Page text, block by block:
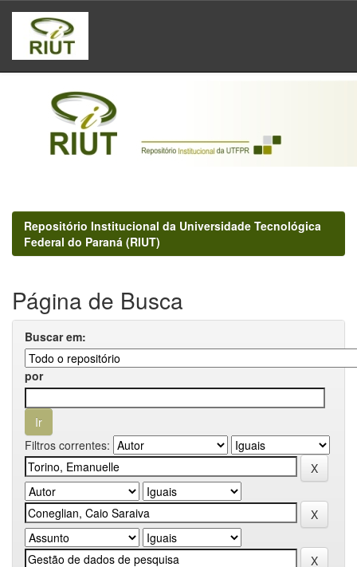
Skip
navigation
Repositório Institucional da Universidade Tecnológica
Federal do Paraná (RIUT)
Página de Busca
Buscar em:
por
Filtros correntes: